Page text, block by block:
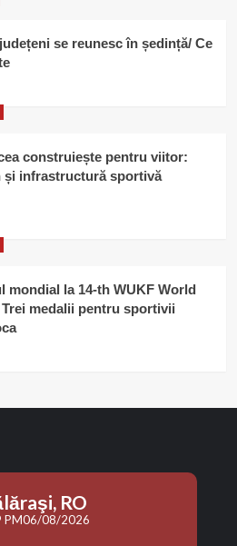
se reunesc în ședință/ Ce
construiește pentru viitor:
și infrastructură sportivă
mondial la 14-th WUKF World
medalii pentru sportivii
RO
PM06/08/2026